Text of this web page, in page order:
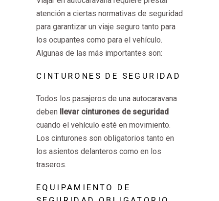
atención a ciertas normativas de seguridad
para garantizar un viaje seguro tanto para
los ocupantes como para el vehículo.
Algunas de las más importantes son:
CINTURONES DE SEGURIDAD
Todos los pasajeros de una autocaravana
deben llevar cinturones de seguridad
cuando el vehículo esté en movimiento.
Los cinturones son obligatorios tanto en
los asientos delanteros como en los
traseros.
EQUIPAMIENTO DE